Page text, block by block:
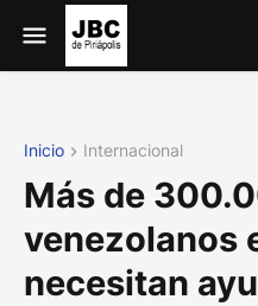
Inicio Internacional
Más de
venezolanos
necesitan